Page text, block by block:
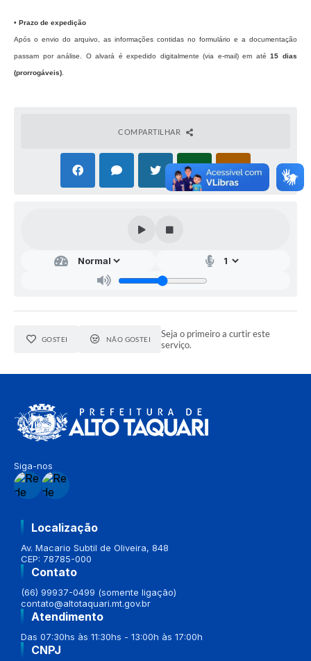
• Prazo de expedição
Após o envio do arquivo, as informações contidas no formulário e a documentação
passam por análise. O alvará é expedido digitalmente (via e-mail) em até15 dias
(prorrogáveis)
COMPARTILHAR
GOSTEI NÃO GOSTEI
Seja o primeiro a curtir este
serviço.
Siga-nos
Localização
Av. Macario Subtil de Oliveira, 848
CEP: 78785-000
Contato
(66) 99937-0499 (somente ligação)
contato@altotaquari.mt.gov.br
Atendimento
Das 07:30hs às 11:30hs - 13:00h às 17:00h
CNPJ